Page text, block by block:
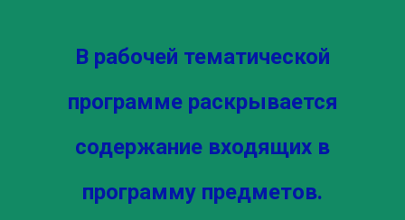
В рабочей тематической
программе раскрывается
содержание входящих в
программу предметов.